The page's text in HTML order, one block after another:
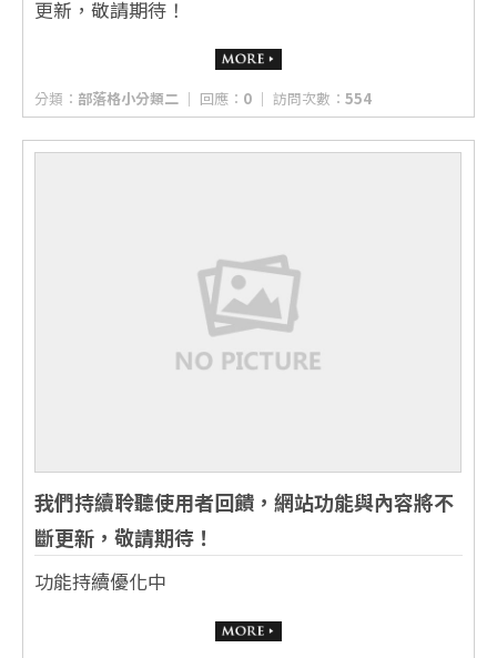
更新，敬請期待！
分類： 部落格小分類二 │ 回應： 0 │ 訪問次數： 554
我們持續聆聽使用者回饋，網站功能與內容將不
斷更新，敬請期待！
功能持續優化中